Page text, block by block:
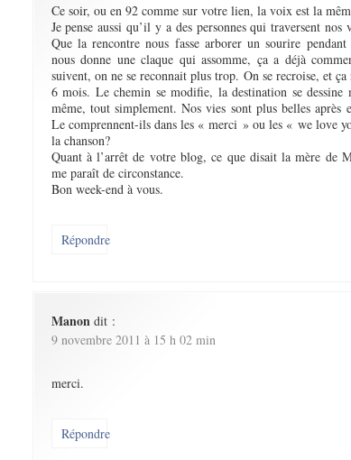
Ce soir, ou en 92 comme sur votre lien, la voix est la
Je pense aussi qu’il y a des personnes qui traversent nos
Que la rencontre nous fasse arborer un sourire
nous donne une claque qui assomme, ça a déjà
suivent, on ne se reconnait plus trop. On se recroise, et
6 mois. Le chemin se modifie, la destination se dessine
même, tout simplement. Nos vies sont plus belles après
Le comprennent-ils dans les « merci » ou les « we love
la chanson?
Quant à l’arrêt de votre blog, ce que disait la mère de
me paraît de circonstance.
Bon week-end à vous.
Répondre
Manon dit :
9 novembre 2011 à 15 h 02 min
merci.
Répondre